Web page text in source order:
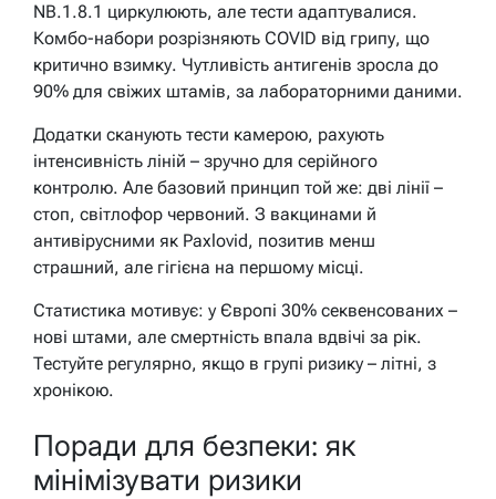
NB.1.8.1 циркулюють, але тести адаптувалися.
Комбо-набори розрізняють COVID від грипу, що
критично взимку. Чутливість антигенів зросла до
90% для свіжих штамів, за лабораторними даними.
Додатки сканують тести камерою, рахують
інтенсивність ліній – зручно для серійного
контролю. Але базовий принцип той же: дві лінії –
стоп, світлофор червоний. З вакцинами й
антивірусними як Paxlovid, позитив менш
страшний, але гігієна на першому місці.
Статистика мотивує: у Європі 30% секвенсованих –
нові штами, але смертність впала вдвічі за рік.
Тестуйте регулярно, якщо в групі ризику – літні, з
хронікою.
Поради для безпеки: як
мінімізувати ризики